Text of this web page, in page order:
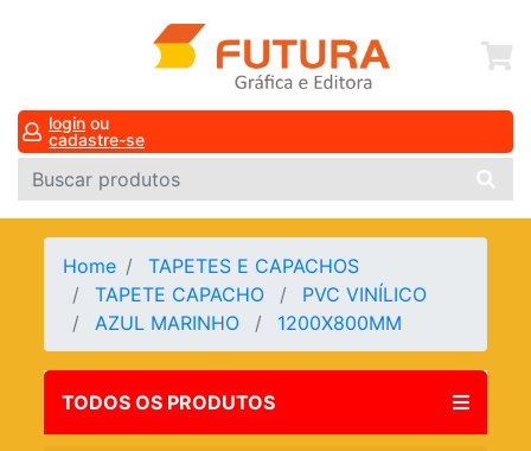
login ou
cadastre-se
Home
TAPETES E CAPACHOS
TAPETE CAPACHO
PVC VINÍLICO
AZUL MARINHO
1200X800MM
TODOS OS PRODUTOS